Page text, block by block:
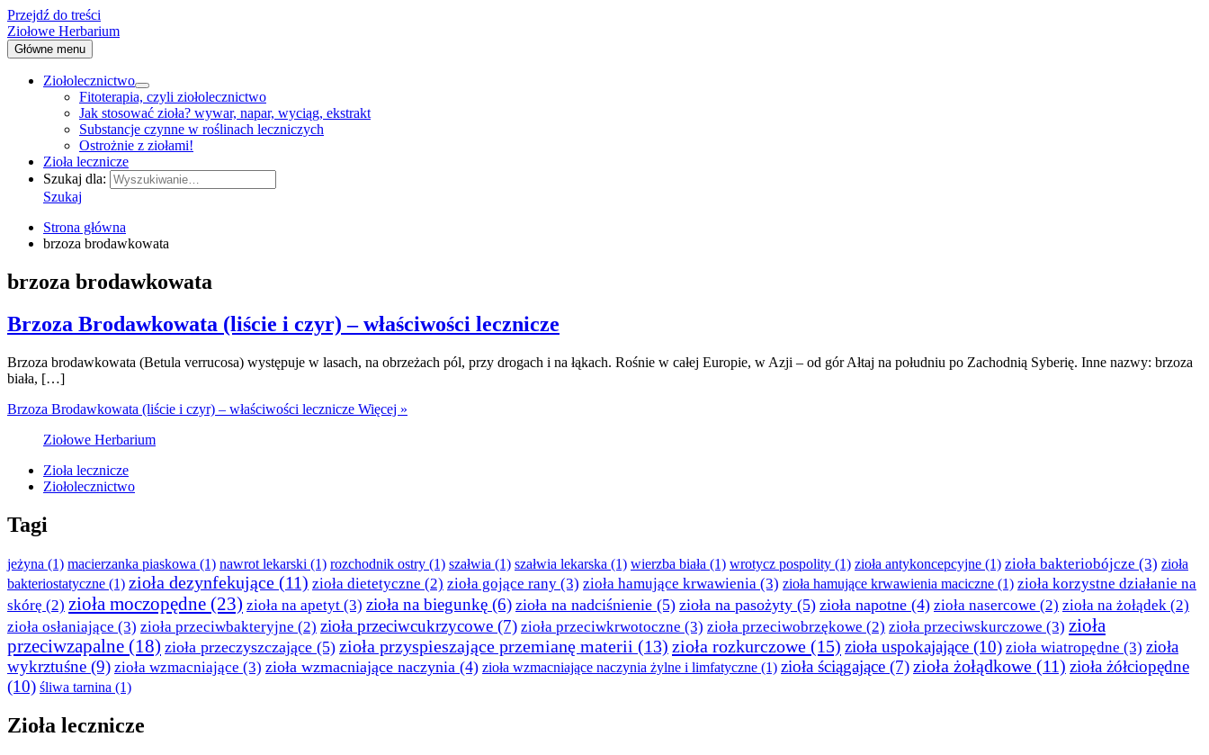
Przejdź do treści
Ziołowe Herbarium
Główne menu
Ziołolecznictwo
Fitoterapia, czyli ziołolecznictwo
Jak stosować zioła? wywar, napar, wyciąg, ekstrakt
Substancje czynne w roślinach leczniczych
Ostrożnie z ziołami!
Zioła lecznicze
Szukaj dla:
Szukaj
Strona główna
brzoza brodawkowata
brzoza brodawkowata
Brzoza Brodawkowata (liście i czyr) – właściwości lecznicze
Brzoza brodawkowata (Betula verrucosa) występuje w lasach, na obrzeżach pól, przy drogach i na łąkach. Rośnie w całej Europie, w Azji – od gór Ałtaj na południu po Zachodnią Syberię. Inne nazwy: brzoza
biała, […]
Brzoza Brodawkowata (liście i czyr) – właściwości lecznicze Więcej »
Ziołowe Herbarium
Zioła lecznicze
Ziołolecznictwo
Tagi
jeżyna (1) macierzanka piaskowa (1) nawrot lekarski (1) rozchodnik ostry (1) szałwia (1) szałwia lekarska (1) wierzba biała (1) wrotycz pospolity (1) zioła antykoncepcyjne (1) zioła bakteriobójcze (3) zioła
bakteriostatyczne (1) zioła dezynfekujące (11) zioła dietetyczne (2) zioła gojące rany (3) zioła hamujące krwawienia (3) zioła hamujące krwawienia maciczne (1) zioła korzystne działanie na
skórę (2) zioła moczopędne (23) zioła na apetyt (3) zioła na biegunkę (6) zioła na nadciśnienie (5) zioła na pasożyty (5) zioła napotne (4) zioła nasercowe (2) zioła na żołądek (2)
zioła osłaniające (3) zioła przeciwbakteryjne (2) zioła przeciwcukrzycowe (7) zioła przeciwkrwotoczne (3) zioła przeciwobrzękowe (2) zioła przeciwskurczowe (3) zioła
przeciwzapalne (18) zioła przeczyszczające (5) zioła przyspieszające przemianę materii (13) zioła rozkurczowe (15) zioła uspokajające (10) zioła wiatropędne (3) zioła
wykrztuśne (9) zioła wzmacniające (3) zioła wzmacniające naczynia (4) zioła wzmacniające naczynia żylne i limfatyczne (1) zioła ściągające (7)zioła żołądkowe (11) zioła żółciopędne
(10) śliwa tarnina (1)
Zioła lecznicze